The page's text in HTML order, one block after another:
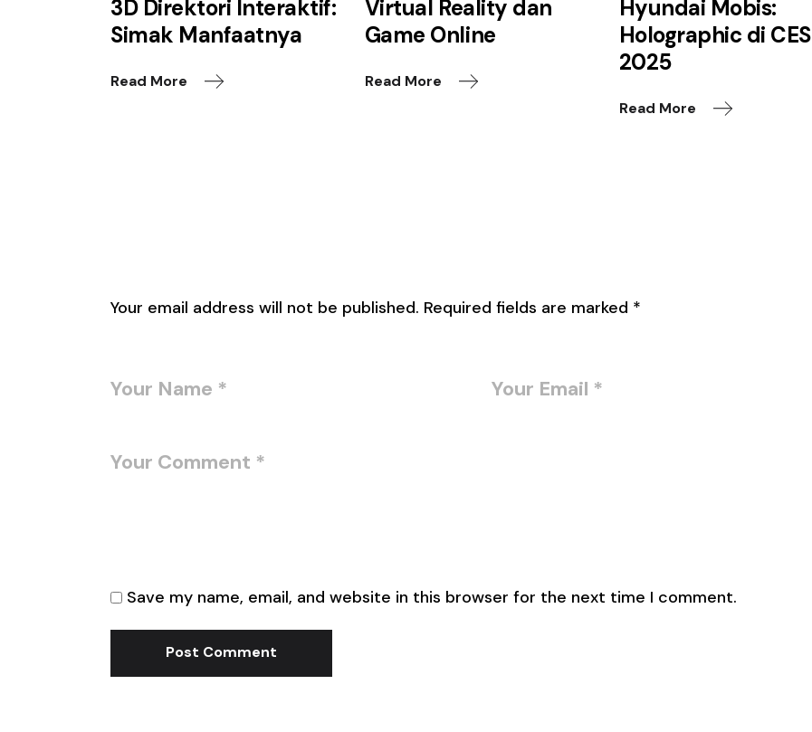
3D Direktori Interaktif:
Simak Manfaatnya
Read More
Virtual Reality dan
Game Online
Read More
Hyundai Mobis:
Holographic di CES
2025
Read More
Your email address will not be published. Required fields are marked *
Save my name, email, and website in this browser for the next time I comment.
Post Comment